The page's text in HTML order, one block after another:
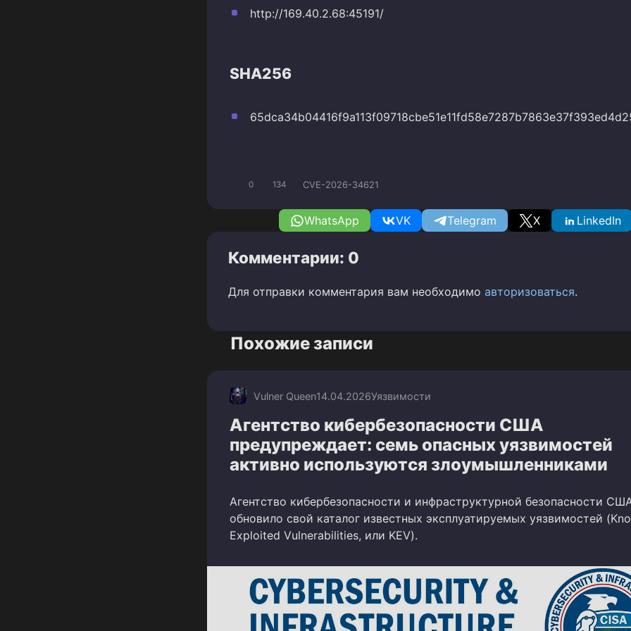
http://169.40.2.68:45191/
SHA256
0 134 CVE-2026-34621
WhatsApp VK Telegram X LinkedIn
Комментарии: 0
Для отправки комментария вам необходимо авторизоваться.
Похожие записи
Vulner Queen14.04.2026Уязвимости
Агентство кибербезопасности США
предупреждает: семь опасных уязвимостей
активно используются злоумышленниками
Агентство кибербезопасности и инфраструктурной безопасности
обновило свой каталог известных эксплуатируемых уязвимостей
Exploited Vulnerabilities, или KEV).